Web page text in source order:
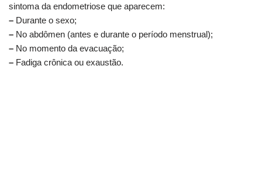
sintoma da endometriose que aparecem:
– Durante o sexo;
– No abdômen (antes e durante o período menstrual);
– No momento da evacuação;
– Fadiga crônica ou exaustão.